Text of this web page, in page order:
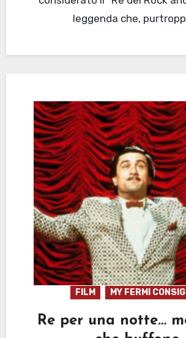
leggenda che,
FILM MY FERMI
Re per una notte…